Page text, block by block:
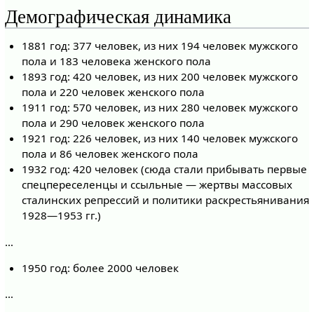
Демографическая динамика
1881 год: 377 человек, из них 194 человек мужского
пола и 183 человека женского пола
1893 год: 420 человек, из них 200 человек мужского
пола и 220 человек женского пола
1911 год: 570 человек, из них 280 человек мужского
пола и 290 человек женского пола
1921 год: 226 человек, из них 140 человек мужского
пола и 86 человек женского пола
1932 год: 420 человек (сюда стали прибывать первые
спецпереселенцы и ссыльные — жертвы массовых
сталинских репрессий и политики раскрестьянивания
1928—1953 гг.)
…
1950 год: более 2000 человек
…